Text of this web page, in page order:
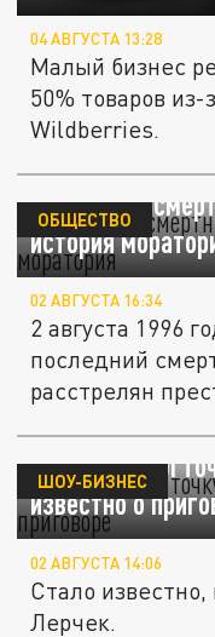
04 АВГУСТА 13:28
Малый бизнес
50% товаров
Wildberries.
Последний
история
ОБЩЕСТВО
02 АВГУСТА 16:34
2 августа 1996
последний
расстрелян
Суд поставил
известно о
ШОУ-БИЗНЕС
02 АВГУСТА 14:06
Стало
Лерчек.